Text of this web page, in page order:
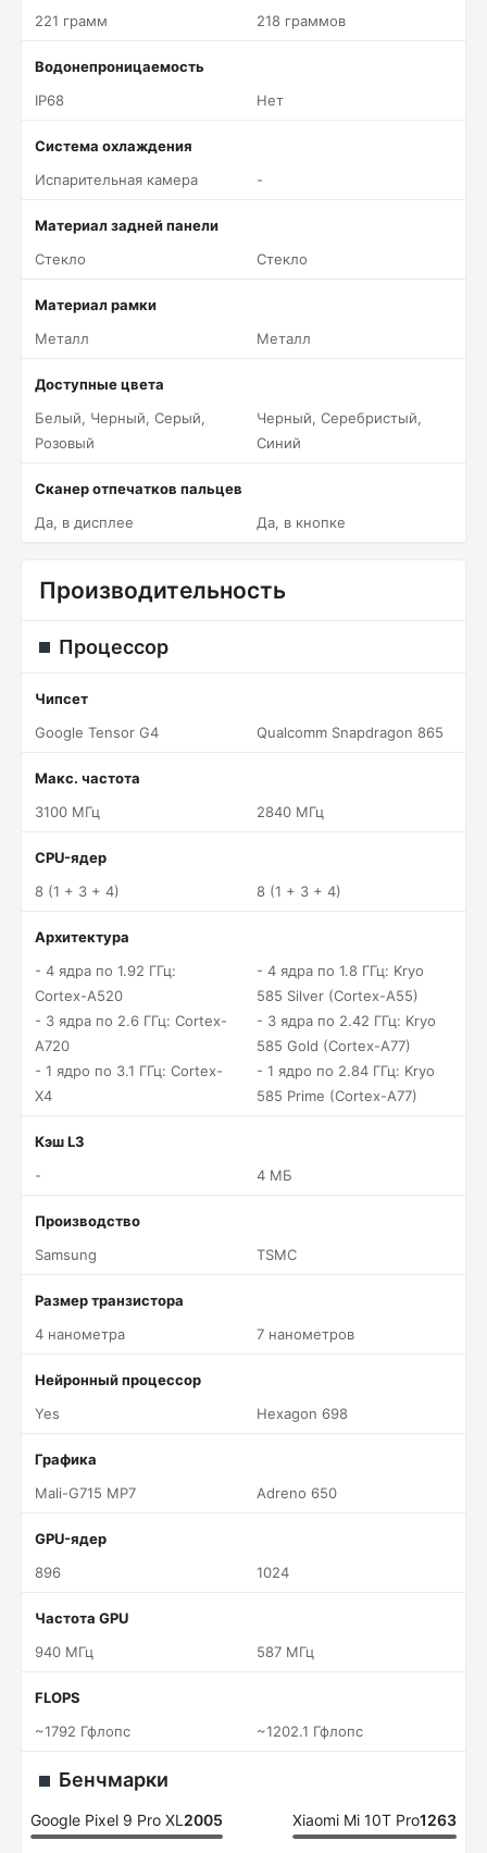
221 грамм 218 граммов
Водонепроницаемость
IP68
Нет
Система охлаждения
Испарительная камера
-
Материал задней панели
Стекло
Стекло
Материал рамки
Металл
Металл
Доступные цвета
Белый, Черный, Серый,
Розовый
Черный, Серебристый,
Синий
Сканер отпечатков пальцев
Да, в дисплее
Да, в кнопке
Производительность
Процессор
Чипсет
Google Tensor G4
Qualcomm Snapdragon 865
Макс. частота
3100 МГц
2840 МГц
CPU-ядер
8 (1 + 3 + 4)
8 (1 + 3 + 4)
Архитектура
- 4 ядра по 1.92 ГГц:
Cortex-A520
- 3 ядра по 2.6 ГГц: Cortex-
A720
- 1 ядро по 3.1 ГГц: Cortex-
X4
- 4 ядра по 1.8 ГГц: Kryo
585 Silver (Cortex-A55)
- 3 ядра по 2.42 ГГц: Kryo
585 Gold (Cortex-A77)
- 1 ядро по 2.84 ГГц: Kryo
585 Prime (Cortex-A77)
Кэш L3
-
4 МБ
Производство
Samsung
TSMC
Размер транзистора
4 нанометра
7 нанометров
Нейронный процессор
Yes
Hexagon 698
Графика
Mali-G715 MP7
Adreno 650
GPU-ядер
896
1024
Частота GPU
940 МГц
587 МГц
FLOPS
~1792 Гфлопс
~1202.1 Гфлопс
Бенчмарки
Google Pixel 9 Pro XL 2005 Xiaomi Mi 10T Pro1263